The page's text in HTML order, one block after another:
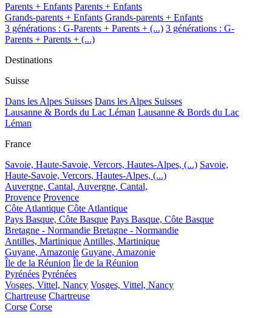
Parents + Enfants Parents + Enfants
Grands-parents + Enfants Grands-parents + Enfants
3 générations : G-Parents + Parents + (...) 3 générations : G-
Parents + Parents + (...)
Destinations
Suisse
Dans les Alpes Suisses Dans les Alpes Suisses
Lausanne & Bords du Lac Léman Lausanne & Bords du Lac
Léman
France
Savoie, Haute-Savoie, Vercors, Hautes-Alpes, (...) Savoie,
Haute-Savoie, Vercors, Hautes-Alpes, (...)
Auvergne, Cantal, Auvergne, Cantal,
Provence Provence
Côte Atlantique Côte Atlantique
Pays Basque, Côte Basque Pays Basque, Côte Basque
Bretagne - Normandie Bretagne - Normandie
Antilles, Martinique Antilles, Martinique
Guyane, Amazonie Guyane, Amazonie
Île de la Réunion Île de la Réunion
Pyrénées Pyrénées
Vosges, Vittel, Nancy Vosges, Vittel, Nancy
Chartreuse Chartreuse
Corse Corse